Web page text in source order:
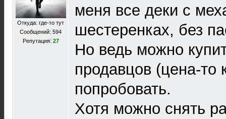
Откуда: где-то тут
Сообщений: 594
Репутация: 27
меня все деки с
шестеренках, без
Но ведь можно
продавцов (цена-то
попробовать.
Хотя можно снять